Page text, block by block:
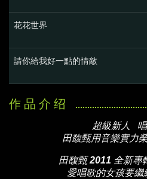
花花世界
請你給我好一點的情敵
超級新人
田馥甄用音樂實力
田馥甄 2011 全新專
愛唱歌的女孩要繼